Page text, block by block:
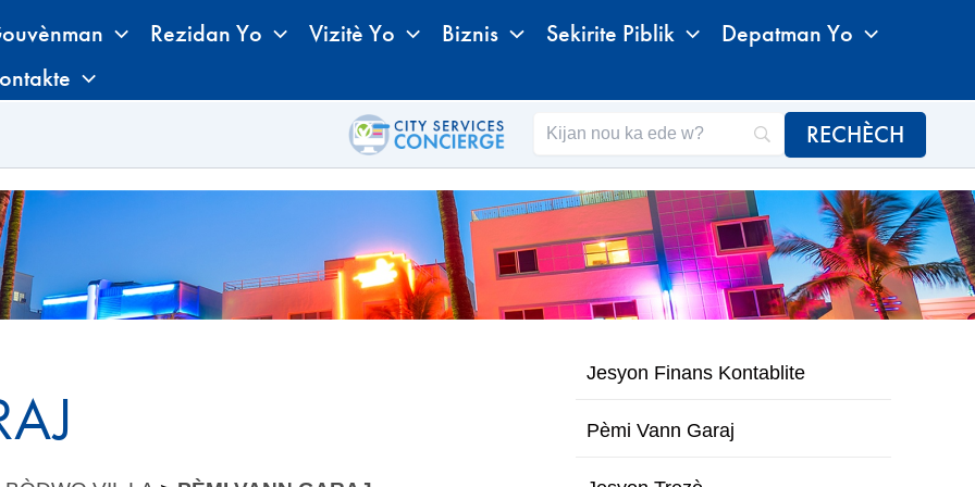
Rezidan Yo Vizitè Yo Biznis Sekirite Piblik
Depatman Yo
Jesyon Finans Kontablite
Pèmi Vann Garaj